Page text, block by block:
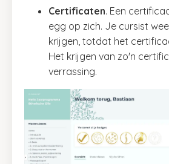
Certificaten. Een
egg op zich. Je cursist
krijgen, totdat het
Het krijgen van zo'n
verrassing.